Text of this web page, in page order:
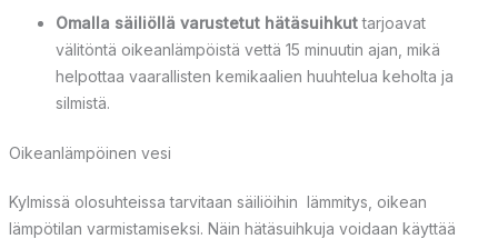
Omalla säiliöllä varustetut hätäsuihkuttarjoavat
välitöntä oikeanlämpöistä vettä 15 minuutin ajan, mikä
helpottaa vaarallisten kemikaalien huuhtelua keholta ja
silmistä.
Oikeanlämpöinen vesi
Kylmissä olosuhteissa tarvitaan säiliöihin lämmitys , oikean
lämpötilan varmistamiseksi. Näin hätäsuihkuja voidaan käyttää